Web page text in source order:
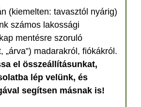
(kiemelten: tavasztól nyárig)
számos lakossági
mentésre szoruló
„árva”) madarakról, fiókákról.
el összeállításunkat,
lép velünk, és
segítsen másnak is!